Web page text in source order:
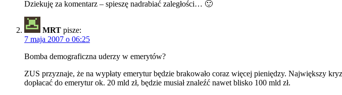
Dziekuję za komentarz – spieszę nadrabiać zaległości… 🙂
MRT pisze:
7 maja 2007 o 06:25
Bomba demograficzna uderzy w emerytów?
ZUS przyznaje, że na wypłaty emerytur będzie brakowało coraz więcej pieniędzy. Największy
dopłacać do emerytur ok. 20 mld zł, będzie musiał znaleźć nawet blisko 100 mld zł.